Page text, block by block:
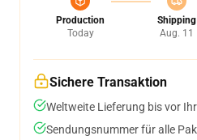
Production
Today
Shipping
Aug. 11
Sichere Transaktion
Weltweite Lieferung bis vor
Sendungsnummer für alle